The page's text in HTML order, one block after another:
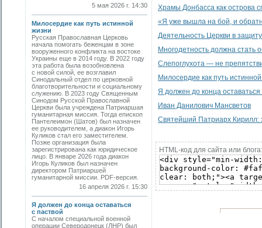
5 мая 2026 г. 14:30
Милосердие как путь истинной
жизни
Русская Православная Церковь
начала помогать беженцам в зоне
вооруженного конфликта на востоке
Украины еще в 2014 году. В 2022 году
эта работа была возобновлена
с новой силой, ее возглавил
Синодальный отдел по церковной
благотворительности и социальному
служению. В 2023 году Священным
Синодом Русской Православной
Церкви была учреждена Патриаршая
гуманитарная миссия. Тогда епископ
Пантелеимон (Шатов) был назначен
ее руководителем, а диакон Игорь
Куликов стал его заместителем.
Позже организация была
зарегистрирована как юридическое
лицо. В январе 2026 года диакон
Игорь Куликов был назначен
директором Патриаршей
гуманитарной миссии. PDF-версия.
16 апреля 2026 г. 15:30
Я должен до конца оставаться
с паствой
С началом специальной военной
операции Северодонецк (ЛНР) был
Храмы Донбасса как острова
«Я уже вышла на бой, и
Деятельность Церкви в
Многодетность должна стать
Слепоглухота — не
Милосердие как путь
Я должен до конца оставаться
Иван Данилович Мансветов
Святейший Патриарх Кирилл:
HTML-код для сайта или блога: